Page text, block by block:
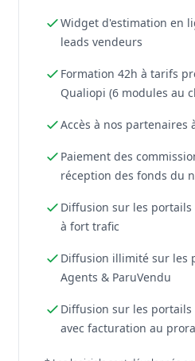
Widget d'estimation en
leads vendeurs
Formation 42h à tarifs
Qualiopi (6 modules au
Accès à nos partenaires
Paiement des
réception des fonds du
Diffusion sur les
à fort trafic
Diffusion illimité sur les
Agents & ParuVendu
Diffusion sur les
avec facturation au